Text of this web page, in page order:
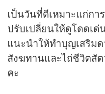
เป็นวันที่ดีเหมาะแก่กา
ปรับเปลี่ยนให้ดูโดดเด่
แนะนำให้ทำบุญเสริม
สังฆทานและไถ่ชีวิตสั
คะ